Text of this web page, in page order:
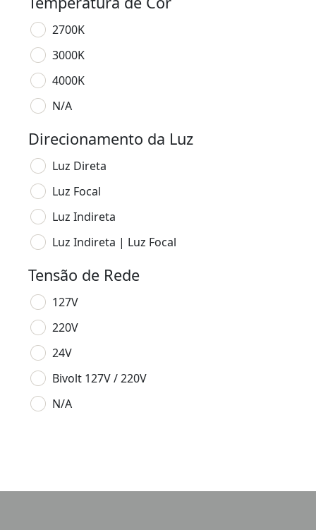
2700K
3000K
4000K
N/A
Direcionamento da Luz
Luz Direta
Luz Focal
Luz Indireta
Luz Indireta | Luz Focal
Tensão de Rede
127V
220V
24V
Bivolt 127V / 220V
N/A